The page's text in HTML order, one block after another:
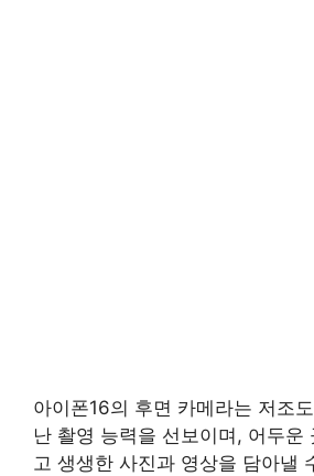
아이폰16의 후면 카메라는 저조
난 촬영 능력을 선보이며, 어두운
고 생생한 사진과 영상을 담아낼